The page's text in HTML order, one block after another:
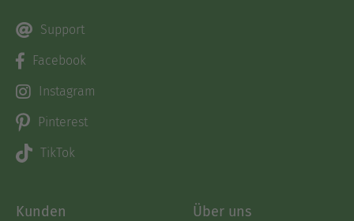
Support
Facebook
Instagram
Pinterest
TikTok
Kunden Über uns